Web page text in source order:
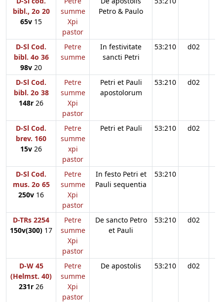
bibl., 2o 20
65v 15
summe
Xpi
pastor
Petro & Paulo
D-Sl Cod.
bibl. 4o 36
98v 20
Petre
summe
In festivitate
sancti Petri
53:210 d02
D-Sl Cod.
bibl. 2o 38
148r 26
Petre
summe
Xpi
pastor
Petri et Pauli
apostolorum
53:210 d02
D-Sl Cod.
brev. 160
15v 26
Petre
summe
xpi
pastor
Petri et Pauli 53:210 d02
D-Sl Cod.
mus. 2o 65
250v 16
Petre
summe
Xpi
pastor
In festo Petri et
Pauli sequentia
53:210
D-TRs 2254
150v(300) 17
Petre
summe
Xpi
pastor
De sancto Petro
et Pauli
53:210 d02
D-W 45
(Helmst. 40)
231r 26
Petre
summe
Xpi
pastor
De apostolis 53:210 d02